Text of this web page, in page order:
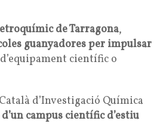
de Tarragona,
guanyadores per impulsar
científic o
d’Investigació Química
campus científic d’estiu